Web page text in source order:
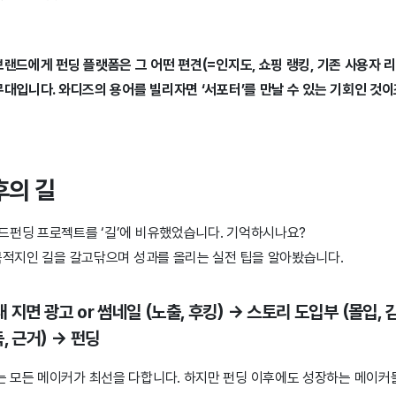
드에게 펀딩 플랫폼은 그 어떤 편견(=인지도, 쇼핑 랭킹, 기존 사용자
입니다. 와디즈의 용어를 빌리자면 ‘서포터’를 만날 수 있는 기회인 것
의 길
펀딩 프로젝트를 ‘길’에 비유했었습니다. 기억하시나요?
지인 길을 갈고닦으며 성과를 올리는 실전 팁을 알아봤습니다.
지면 광고 or 썸네일 (노출, 후킹) → 스토리 도입부 (몰입,
, 근거) → 펀딩
모든 메이커가 최선을 다합니다. 하지만 펀딩 이후에도 성장하는 메이